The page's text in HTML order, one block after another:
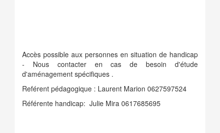
Accès possible aux personnes en situation de handicap
- Nous contacter en cas de besoin d'étude
d'aménagement spécifiques .
Reférent pédagogique : Laurent Marion 0627597524
Référente handicap: Julie Mira 0617685695